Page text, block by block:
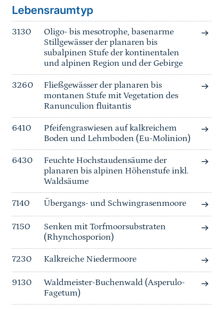
Lebensraumtyp
3130
Oligo- bis mesotrophe, basenarme
Stillgewässer der planaren bis
subalpinen Stufe der kontinentalen
und alpinen Region und der Gebirge
3260
Fließgewässer der planaren bis
montanen Stufe mit Vegetation des
Ranunculion fluitantis
6410
Pfeifengraswiesen auf kalkreichem
Boden und Lehmboden (Eu-Molinion)
6430
Feuchte Hochstaudensäume der
planaren bis alpinen Höhenstufe inkl.
Waldsäume
7140 Übergangs- und Schwingrasenmoore
7150
Senken mit Torfmoorsubstraten
(Rhynchosporion)
7230 Kalkreiche Niedermoore
9130
Waldmeister-Buchenwald (Asperulo-
Fagetum)